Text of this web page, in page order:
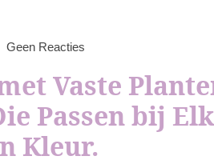
Geen Reacties
Vaste
Passen bij
Kleur.